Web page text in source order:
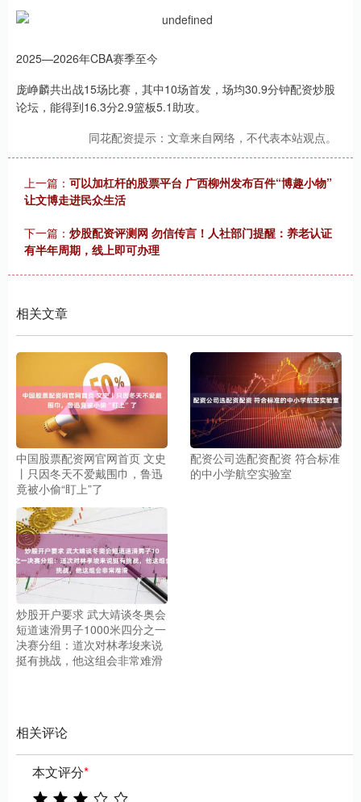
2025—2026年CBA赛季至今
庞峥麟共出战15场比赛，其中10场首发，场均30.9分钟配资炒股
论坛，能得到16.3分2.9篮板5.1助攻。
同花配资提示：文章来自网络，不代表本站观点。
上一篇： 可以加杠杆的股票平台 广西柳州发布百件“博趣小物”
让文博走进民众生活
下一篇： 炒股配资评测网 勿信传言！人社部门提醒：养老认证
有半年周期，线上即可办理
相关文章
中国股票配资网官网首页 文史
丨只因冬天不爱戴围巾，鲁迅
竟被小偷“盯上”了
配资公司选配资配资 符合标准
的中小学航空实验室
炒股开户要求 武大靖谈冬奥会
短道速滑男子1000米四分之一
决赛分组：道次对林孝埈来说
挺有挑战，他这组会非常难滑
相关评论
本文评分*